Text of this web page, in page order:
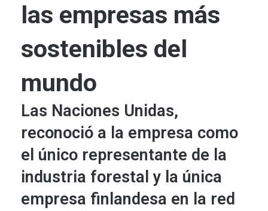
las empresas más
sostenibles del
mundo
Las Naciones Unidas,
reconoció a la empresa como
el único representante de la
industria forestal y la única
empresa finlandesa en la red